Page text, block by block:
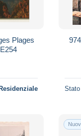
Plages
Residenziale Stato